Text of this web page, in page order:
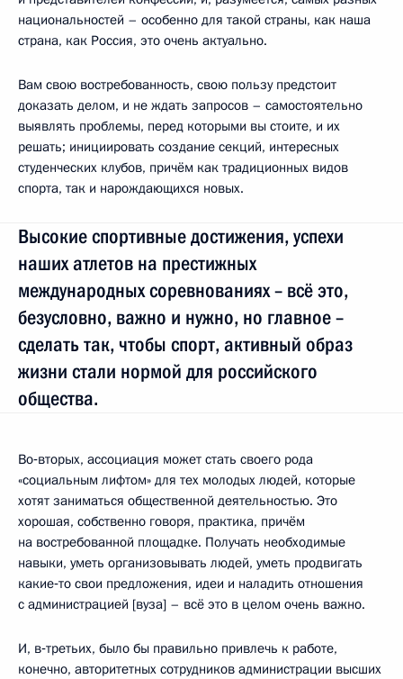
национальностей – особенно для такой страны, как наша
страна, как Россия, это очень актуально.
Вам свою востребованность, свою пользу предстоит
доказать делом, и не ждать запросов – самостоятельно
выявлять проблемы, перед которыми вы стоите, и их
решать; инициировать создание секций, интересных
студенческих клубов, причём как традиционных видов
спорта, так и нарождающихся новых.
Высокие спортивные достижения, успехи
наших атлетов на престижных
международных соревнованиях – всё это,
безусловно, важно и нужно, но главное –
сделать так, чтобы спорт, активный образ
жизни стали нормой для российского
общества.
Во‑вторых, ассоциация может стать своего рода
«социальным лифтом» для тех молодых людей, которые
хотят заниматься общественной деятельностью. Это
хорошая, собственно говоря, практика, причём
на востребованной площадке. Получать необходимые
навыки, уметь организовывать людей, уметь продвигать
какие‑то свои предложения, идеи и наладить отношения
с администрацией [вуза] – всё это в целом очень важно.
И, в‑третьих, было бы правильно привлечь к работе,
конечно, авторитетных сотрудников администрации высших